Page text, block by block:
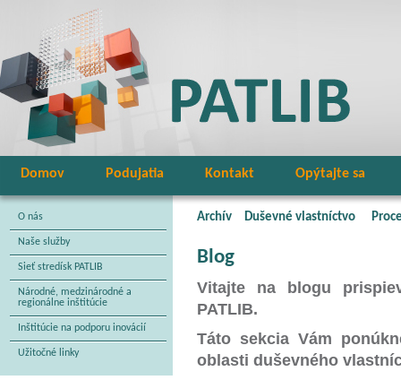
Domov Podujatia Kontakt Opýtajte sa
O nás
Naše služby
Sieť stredísk PATLIB
Národné, medzinárodné a
regionálne inštitúcie
Inštitúcie na podporu inovácií
Užitočné linky
Archív Duševné vlastníctvo
Blog
Vitajte na blogu
PATLIB.
Táto sekcia Vám
oblasti duševného